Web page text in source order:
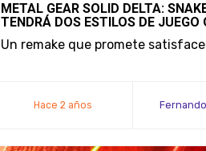
METAL GEAR SOLID DELTA:
TENDRÁ DOS ESTILOS DE JUEGO
ENTRE LO ORIGINAL Y LO
Un remake que promete
Hace 2 años